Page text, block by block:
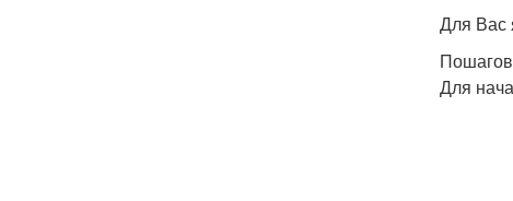
Для Вас
Для